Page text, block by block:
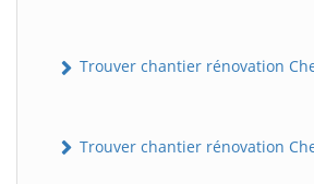
Trouver chantier rénovation
Trouver chantier rénovation